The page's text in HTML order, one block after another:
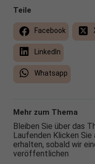
Teile
Facebook
LinkedIn
Whatsapp
Mehr zum Thema
Bleiben Sie über das
Laufenden Klicken Sie
erhalten, sobald wir
veröffentlichen